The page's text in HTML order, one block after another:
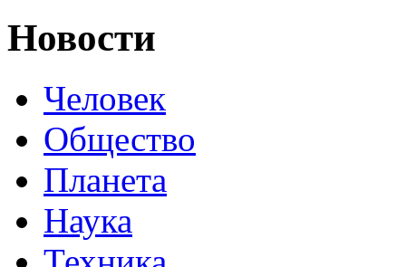
Новости
Человек
Общество
Планета
Наука